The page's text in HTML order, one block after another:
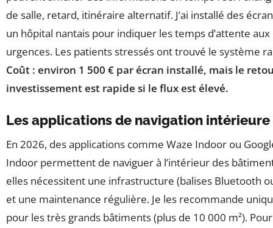
de salle, retard, itinéraire alternatif. J’ai installé des
un hôpital nantais pour indiquer les temps d’attente aux
urgences. Les patients stressés ont trouvé le système
Coût : environ 1 500 € par écran installé, mais le
investissement est rapide si le flux est élevé.
Les applications de navigation intérieure
En 2026, des applications comme Waze Indoor ou
Indoor permettent de naviguer à l’intérieur des
elles nécessitent une infrastructure (balises Bluetooth
et une maintenance régulière. Je les recommande
pour les très grands bâtiments (plus de 10 000 m²).